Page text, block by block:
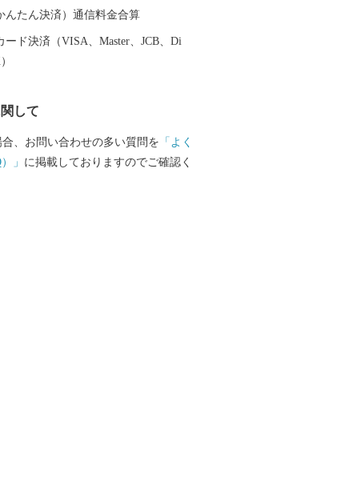
んたん決済）通信料金合算
ード決済（VISA、Master、JCB、Di
して
、お問い合わせの多い質問を 「よく
」 に掲載しておりますのでご確認く